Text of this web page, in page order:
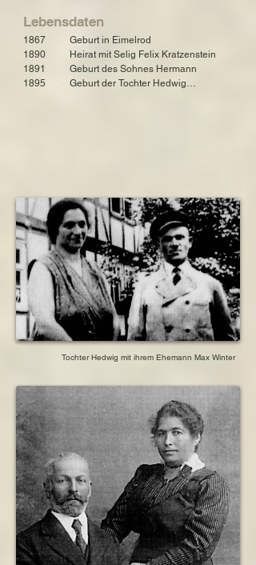
Tochter Herda Kratzenstein
geboren am 07. April 1900 in Marienhagen,
Hessen, Deutschland
verstorben am 24. März 1983 in Zell am
Harmersbach
Sohn Julius Joseph Kratzenstein
geboren am 2. April 1904 in Marienhagen,
Hessen, Deutschland
Kratzenstein
geboren am 30. März 1894 in Schüttdorf,
Niedersachsen, Deutschland
ermordet am 6. Oktober 1944 in der Mordstätte
Ausschwitz-Birkenau
Enkelin Hilde Kratzenstein, verwitwete Meijer,
verheiratete Cohen
geboren am 5. Februar 1919 in Schüttdorf,
Niedersachsen, Deutschland
verstorben am 10. März 2006 in Benidorm,
Spanien
Lebensdaten
1867          Geburt in Eimelrod
1890          Heirat mit Selig Felix Kratzenstein
1891          Geburt des Sohnes Hermann
1895          Geburt der Tochter Hedwig
1919          Übernahme des Geschäfts durch
Schwiegersohn Max Winter
1920          Heirat von Tochter Herda
1927          Studium des Sohnes Julius
1930?        Heirat des Sohnes Julius
1933          Emigration des Sohnes Hermann in
die Niederlande
1934          Abschluss des Rabbinerstudiums
des Sohnes Julius Joseph
1936          Tausch ihres Hauses in
Marienhagen gegen
                  zwei Häuser in Enschede,
1936          Flucht in die Niederlande mit der
Familie ihrer Tochter Hedwig
1942          Verhaftung und Verschleppung der
Familie
                  ihres Sohnes Hermann nach
Westerbork
1943          Verschleppung von Sohn Hermann
und Ehefrau Emilie
                  nach Theresienstadt
1943          Verhaftung, Verschleppung nach
Westerbork
1943          Ermordung in Sobibor
1944          Verschleppung von Sohn Hermann
Tochter Hedwig mit ihrem Ehemann Max Winter